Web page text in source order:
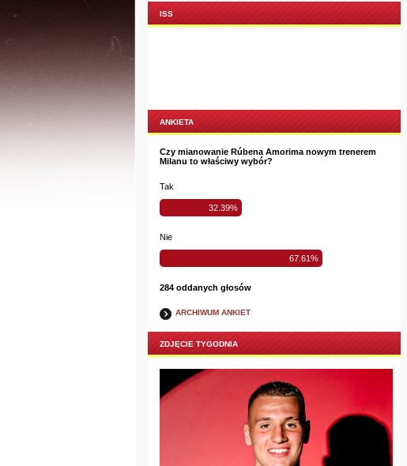
ISS
ANKIETA
Czy mianowanie Rúbena Amorima nowym trenerem
Milanu to właściwy wybór?
Tak
32.39%
Nie
67.61%
284 oddanych głosów
ARCHIWUM ANKIET
ZDJĘCIE TYGODNIA